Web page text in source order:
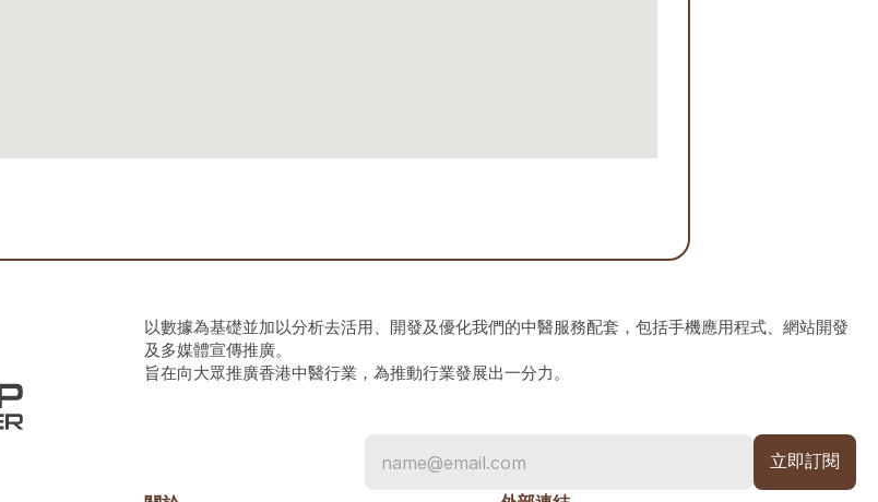
以數據為基礎並加以分析去活用、開發及優化我們的中醫服務配套，包括手機應用程式、網站開發
及多媒體宣傳推廣。
旨在向大眾推廣香港中醫行業，為推動行業發展出一分力。